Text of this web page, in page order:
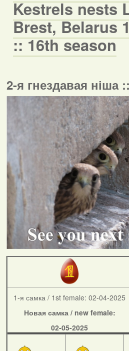
Kestrels nests
Brest, Belarus
:: 16th season
2-я гнездавая ніша
1-я самка / 1st female: 02-04-2025
Новая самка / new female:
02-05-2025